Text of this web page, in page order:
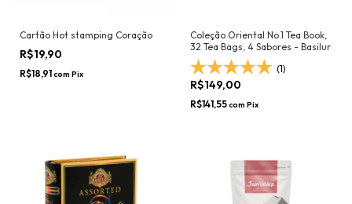
Cartão Hot stamping Coração
R$19,90
R$18,91com Pix
Coleção Oriental No.1 Tea Book,
32 Tea Bags, 4 Sabores - Basilur
(1)
R$149,00
R$141,55com Pix